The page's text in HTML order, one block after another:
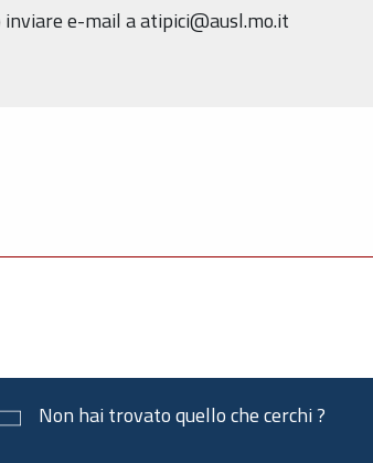
e-mail a atipici@ausl.mo.it
Non hai trovato quello che cerchi ?